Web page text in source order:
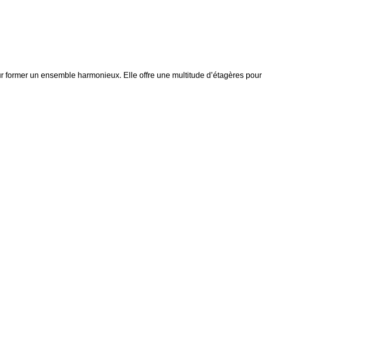
un ensemble harmonieux. Elle offre une multitude d’étagères pour